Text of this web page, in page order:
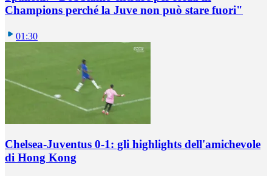
Champions perché la Juve non può stare fuori"
01:30
Chelsea-Juventus 0-1: gli highlights dell'amichevole
di Hong Kong